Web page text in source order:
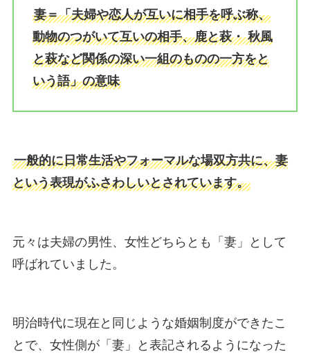
妻＝「夫婦や恋人が互いに相手を呼ぶ称、
動物のつがいて互いの相手、鹿と萩・ 秋風
と萩など関係の深い一組のものの一方をと
いう語」の意味
一般的に日常生活やフォーマルな場双方共に、妻
という表現がふさわしいとされています。
元々は夫婦の男性、女性どちらとも「妻」として
呼ばれていました。
明治時代に現在と同じような婚姻制度ができたこ
とで、女性側が「妻」と表記されるようになった